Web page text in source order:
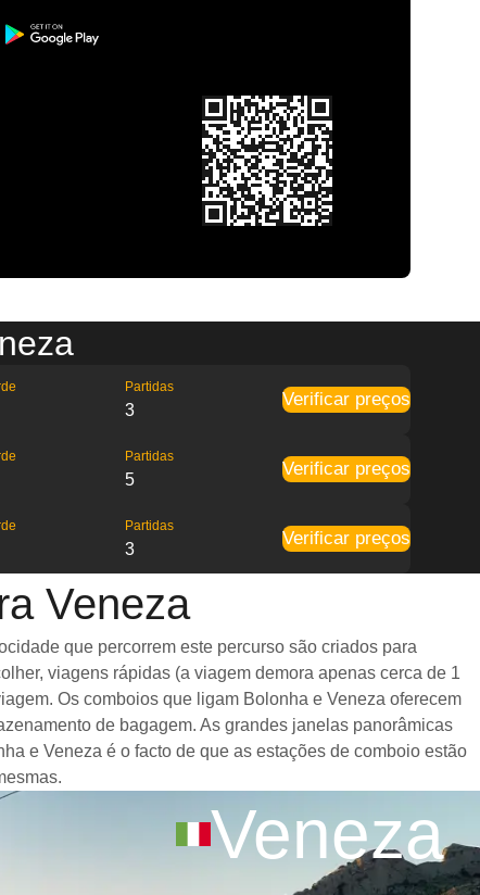
Partidas
3
Verificar preços
Partidas
5
Verificar preços
Partidas
3
Verificar preços
Veneza
que percorrem este percurso são criados para
viagens rápidas (a viagem demora apenas cerca de 1
Os comboios que ligam Bolonha e Veneza oferecem
de bagagem. As grandes janelas panorâmicas
e Veneza é o facto de que as estações de comboio estão
Veneza